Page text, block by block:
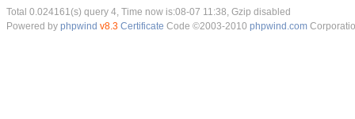
Total 0.024161(s) query 4, Time now is:08-07 11:38, Gzip disabled
Powered by phpwind v8.3 Certificate Code ©2003-2010 phpwind.com